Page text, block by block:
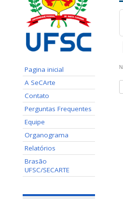
Pagina inicial
A SeCArte
Contato
Perguntas Frequentes
Equipe
Organograma
Relatórios
Brasão
UFSC/SECARTE